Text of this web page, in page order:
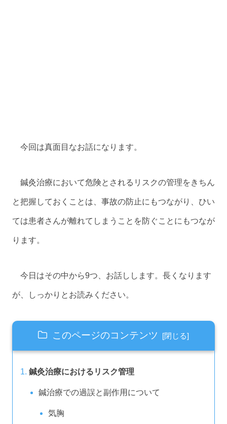
今回は真面目なお話になります。
鍼灸治療において危険とされるリスクの管理をきちん
と把握しておくことは、事故の防止にもつながり、ひい
ては患者さんが離れてしまうことを防ぐことにもつなが
ります。
今日はその中から9つ、お話しします。長くなります
が、しっかりとお読みください。
このページのコンテンツ
鍼灸治療におけるリスク管理
鍼治療での過誤と副作用について
気胸